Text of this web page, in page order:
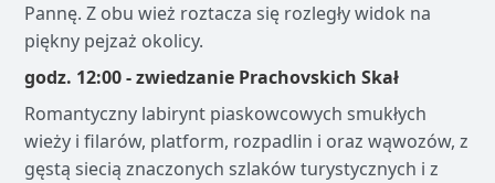
Pannę. Z obu wież roztacza się rozległy widok na
piękny pejzaż okolicy.
godz. 12:00 - zwiedzanie Prachovskich Skał
Romantyczny labirynt piaskowcowych smukłych
wieży i filarów, platform, rozpadlin i oraz wąwozów, z
gęstą siecią znaczonych szlaków turystycznych i z